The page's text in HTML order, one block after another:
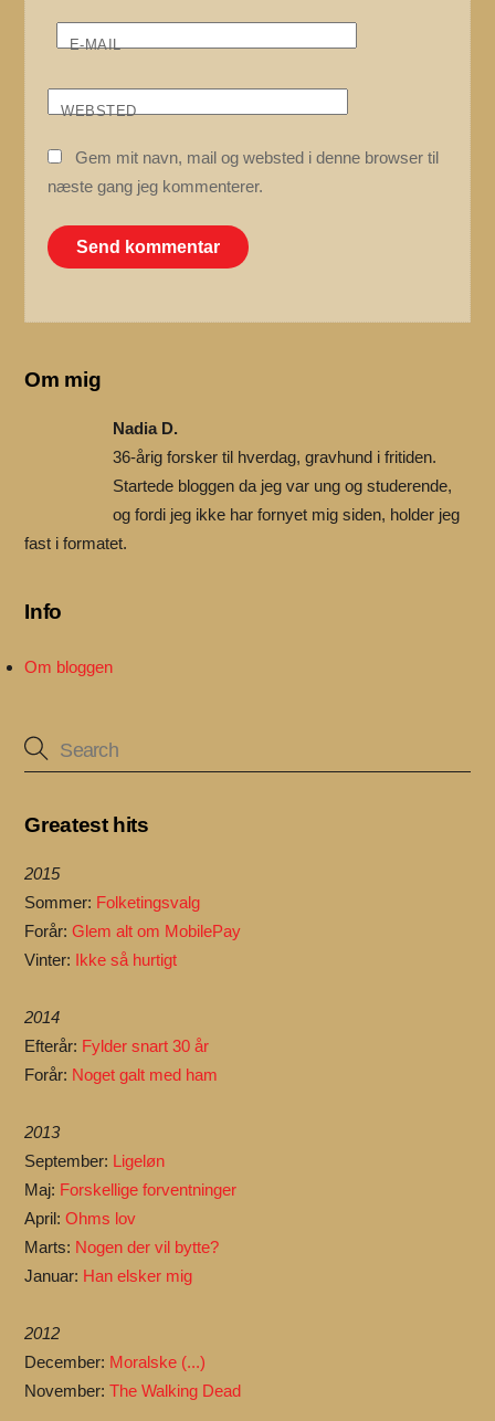
E-MAIL
WEBSTED
Gem mit navn, mail og websted i denne browser til
næste gang jeg kommenterer.
Om mig
Nadia D.
36-årig forsker til hverdag, gravhund i fritiden.
Startede bloggen da jeg var ung og studerende,
og fordi jeg ikke har fornyet mig siden, holder jeg
fast i formatet.
Info
Om bloggen
Greatest hits
2015
Sommer: Folketingsvalg
Forår:Glem alt om MobilePay
Vinter: Ikke så hurtigt
2014
Efterår: Fylder snart 30 år
Forår: Noget galt med ham
2013
September: Ligeløn
Maj: Forskellige forventninger
April:Ohms lov
Marts: Nogen der vil bytte?
Januar: Han elsker mig
2012
December: Moralske (...)
November:The Walking Dead